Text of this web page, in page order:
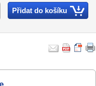
Přidat do košíku